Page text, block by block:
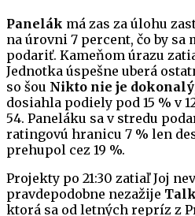
Panelák má zas za úlohu
na úrovni 7 percent, čo by sa
podariť. Kameňom úrazu
Jednotka úspešne uberá
so šou Nikto nie je dokonalý
dosiahla podiely pod 15 % v
54. Paneláku sa v stredu
ratingovú hranicu 7 % len
prehupol cez 19 %.
Projekty po 21:30 zatiaľ Joj
pravdepodobne nezažije
ktorá sa od letných repríz z